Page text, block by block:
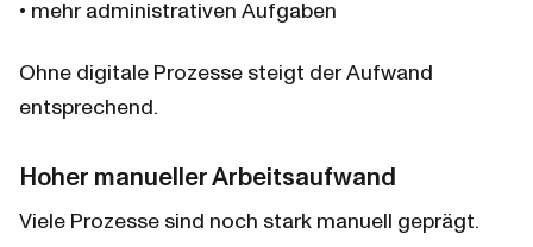
• mehr administrativen Aufgaben
Ohne digitale Prozesse steigt der Aufwand
entsprechend.
Hoher manueller Arbeitsaufwand
Viele Prozesse sind noch stark manuell geprägt.